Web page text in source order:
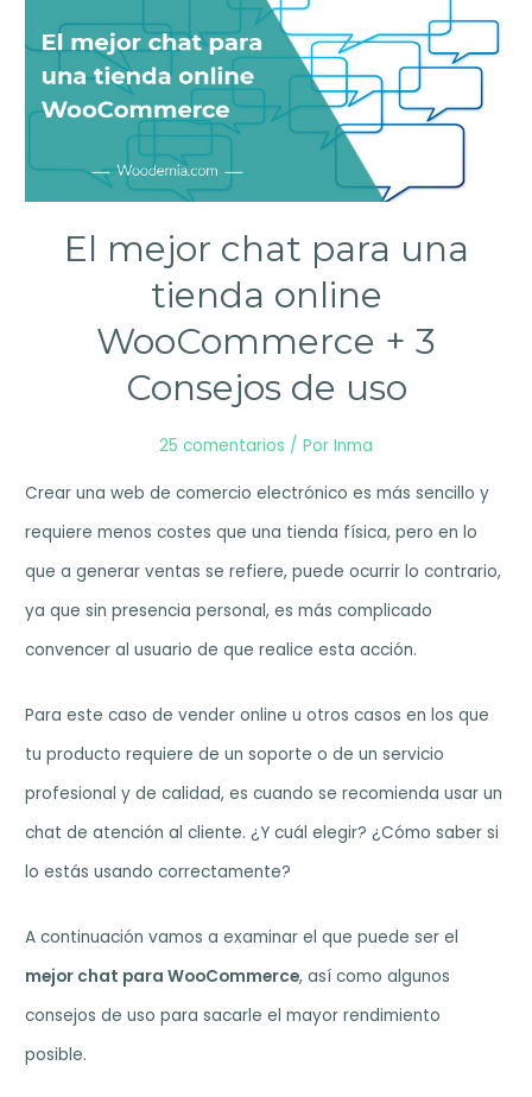
paso
paso
Opinión
honestaEl mejor chat para una
tienda online
WooCommerce + 3
Consejos de uso
25 comentarios / Por Inma
Crear una web de comercio electrónico es más sencillo y
requiere menos costes que una tienda física, pero en lo
que a generar ventas se refiere, puede ocurrir lo contrario,
ya que sin presencia personal, es más complicado
convencer al usuario de que realice esta acción.
Para este caso de vender online u otros casos en los que
tu producto requiere de un soporte o de un servicio
profesional y de calidad, es cuando se recomienda usar un
chat de atención al cliente. ¿Y cuál elegir? ¿Cómo saber si
lo estás usando correctamente?
A continuación vamos a examinar el que puede ser el
mejor chat para WooCommerce, así como algunos
consejos de uso para sacarle el mayor rendimiento
posible.